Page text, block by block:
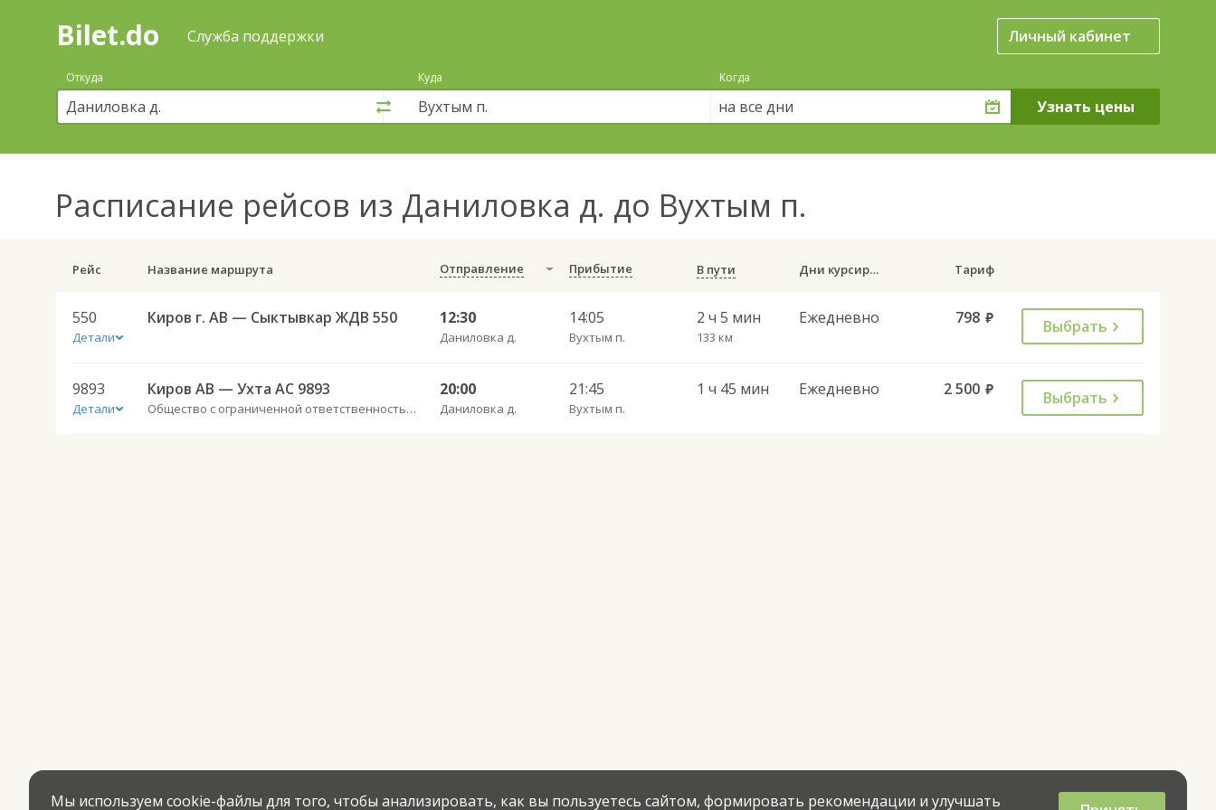
Поиск
покупка
билетов
автобус
онлайн
Bilet.do Служба поддержки Личный кабинет
Откуда Куда Когда
на все дни
Расписание рейсов из Даниловка д. до Вухтым п.
Рейс Название маршрута Отправление Прибытие В пути Дни курсирования Тариф
550
Детали
Киров г. АВ — Сыктывкар ЖДВ 550 12:30
Даниловка д.
14:05
Вухтым п.
2 ч 5 мин
133 км
Ежедневно 798 руб. Выбрать
9893
Детали
Киров АВ — Ухта АС 9893
Общество с ограниченной ответственностью «Ухтинское автотранспортное предприятие»
20:00
Даниловка д.
21:45
Вухтым п.
1 ч 45 мин Ежедневно 2 500 руб. Выбрать
Мы используем cookie-файлы для того, чтобы анализировать, как вы пользуетесь сайтом, формировать рекомендации и улучшать